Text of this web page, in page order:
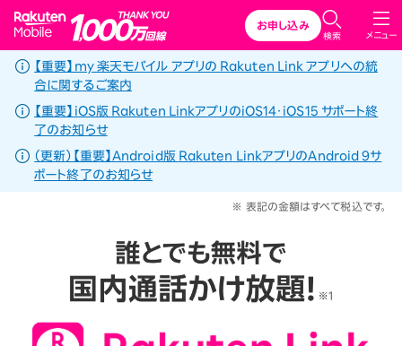
Rakuten Mobile
メニュー
検索
お申し込み
【重要】my 楽天モバイル アプリの Rakuten Link アプリへの統
合に関するご案内
【重要】iOS版 Rakuten LinkアプリのiOS14・iOS15 サポート終
了のお知らせ
（更新）【重要】Android版 Rakuten LinkアプリのAndroid 9サ
ポート終了のお知らせ
※ 表記の金額はすべて税込です。